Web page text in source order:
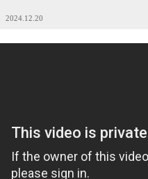
2024.12.20